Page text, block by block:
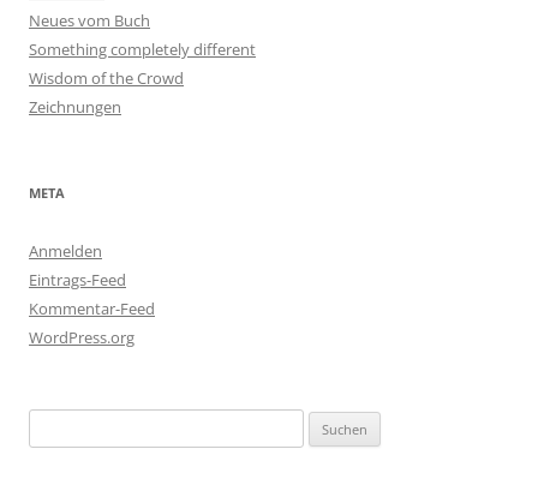
Neues vom Buch
Something completely different
Wisdom of the Crowd
Zeichnungen
META
Anmelden
Eintrags-Feed
Kommentar-Feed
WordPress.org
nach: